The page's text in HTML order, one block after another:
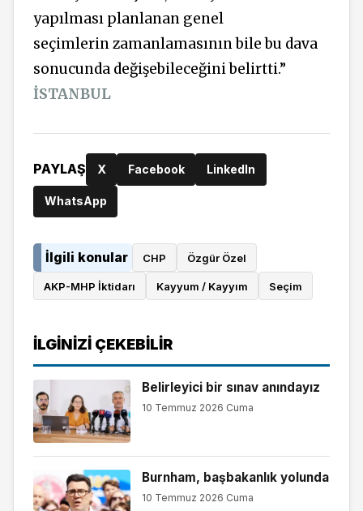
yapılması planlanan genel
seçimlerin zamanlamasının bile bu dava
sonucunda değişebileceğini belirtti.”
İSTANBUL
PAYLAŞ X Facebook LinkedIn
WhatsApp
İlgili konular CHP Özgür Özel
AKP-MHP İktidarı Kayyum / Kayyım Seçim
İLGINIZI ÇEKEBILIR
Belirleyici bir sınav anındayız
10 Temmuz 2026 Cuma
Burnham, başbakanlık yolunda
10 Temmuz 2026 Cuma